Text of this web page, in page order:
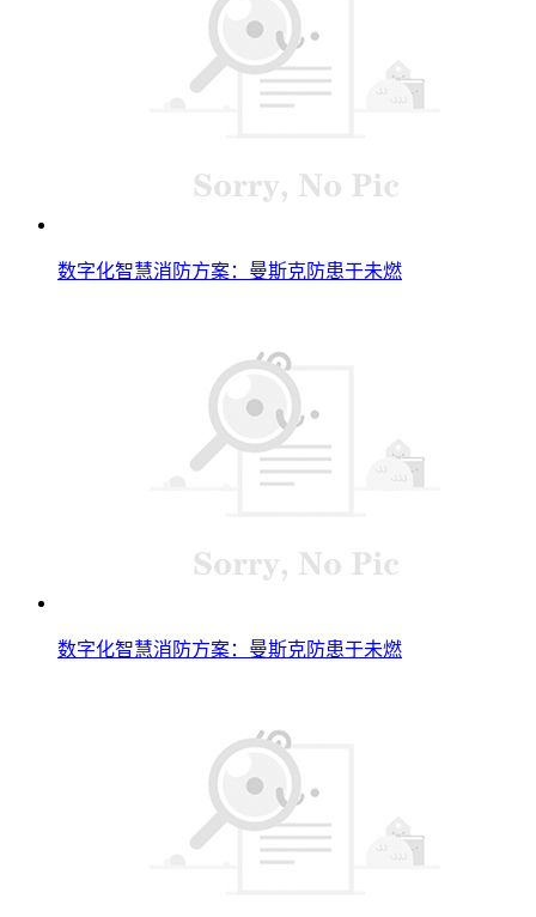
数字化智慧消防方案：曼斯克防患于未燃
数字化智慧消防方案：曼斯克防患于未燃